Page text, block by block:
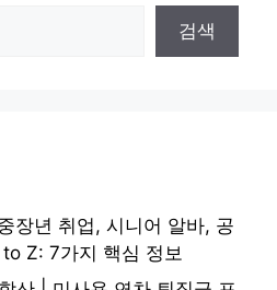
검색
장년 취업, 시니어 알바, 공
Z: 7가지 핵심 정보